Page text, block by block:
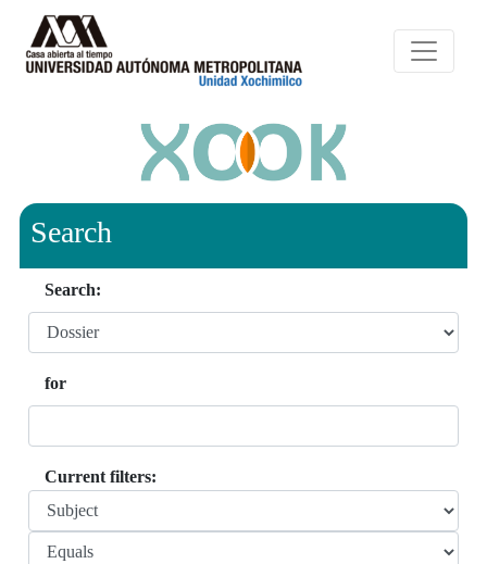
Search
Search:
for
Current filters: